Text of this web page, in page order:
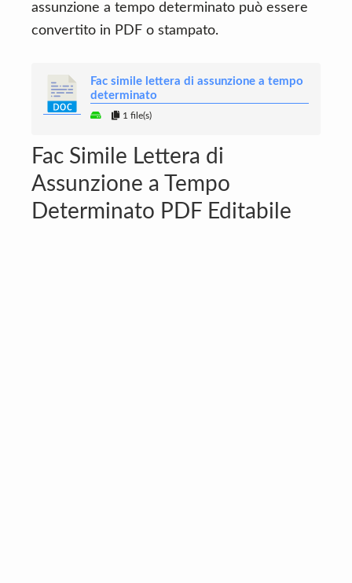
assunzione a tempo determinato può essere
convertito in PDF o stampato.
Fac simile lettera di assunzione a tempo
determinato
1 file(s)
Fac Simile Lettera di
Assunzione a Tempo
Determinato PDF Editabile